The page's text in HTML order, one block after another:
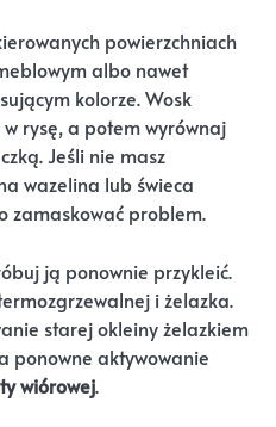
powierzchniach
albo nawet
kolorze. Wosk
rysę, a potem wyrównaj
Jeśli nie masz
wazelina lub świeca
zamaskować problem.
ją ponownie przykleić.
i żelazka.
starej okleiny żelazkiem
ponowne aktywowanie
wiórowej.